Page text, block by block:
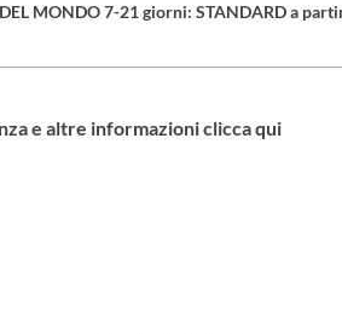
DEL MONDO 7-21 giorni: STANDARD a
e altre informazioni clicca qui